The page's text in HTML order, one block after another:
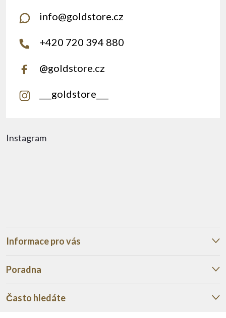
Instagram
Informace pro vás
Poradna
Často hledáte
info@goldstore.cz
+420 720 394 880
@goldstore.cz
___goldstore___